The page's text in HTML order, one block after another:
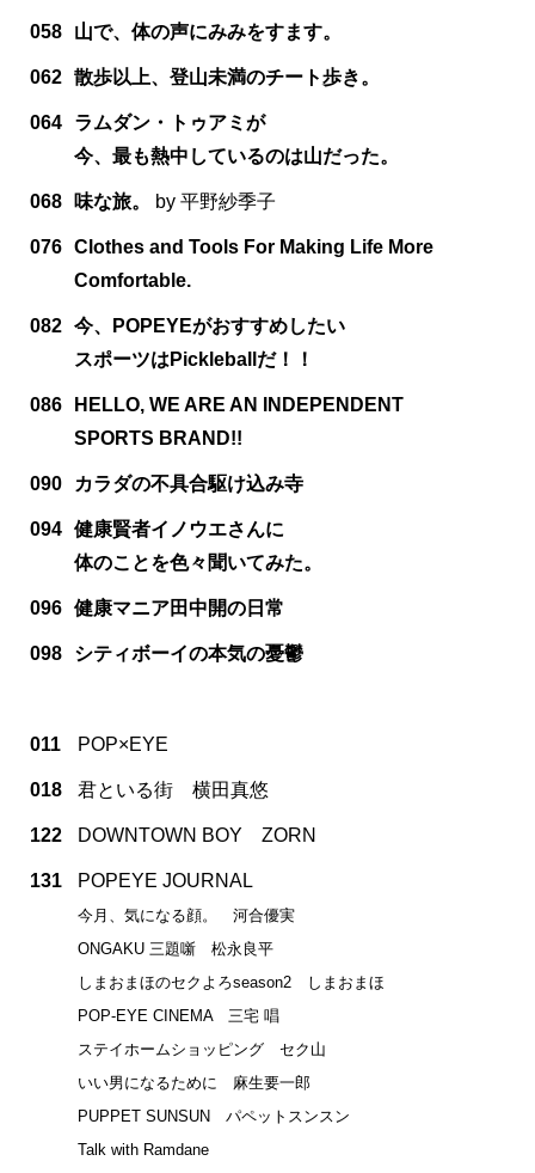
058 山で、体の声にみみをすます。
062 散歩以上、登山未満のチート歩き。
064
ラムダン・トゥアミが
今、最も熱中しているのは山だった。
068 味な旅。 by 平野紗季子
076 Clothes and Tools For Making Life More
Comfortable.
082 今、POPEYEがおすすめしたい
スポーツはPickleballだ！！
086
HELLO, WE ARE AN INDEPENDENT
SPORTS BRAND!!
090 カラダの不具合駆け込み寺
094 健康賢者イノウエさんに
体のことを色々聞いてみた。
096 健康マニア田中開の日常
098 シティボーイの本気の憂鬱
011 POP×EYE
018 君といる街 横田真悠
122 DOWNTOWN BOY ZORN
131 POPEYE JOURNAL
今月、気になる顔。 河合優実
ONGAKU 三題噺 松永良平
しまおまほのセクよろseason2 しまおまほ
POP-EYE CINEMA 三宅 唱
ステイホームショッピング セク山
いい男になるために 麻生要一郎
PUPPET SUNSUN パペットスンスン
Talk with Ramdane